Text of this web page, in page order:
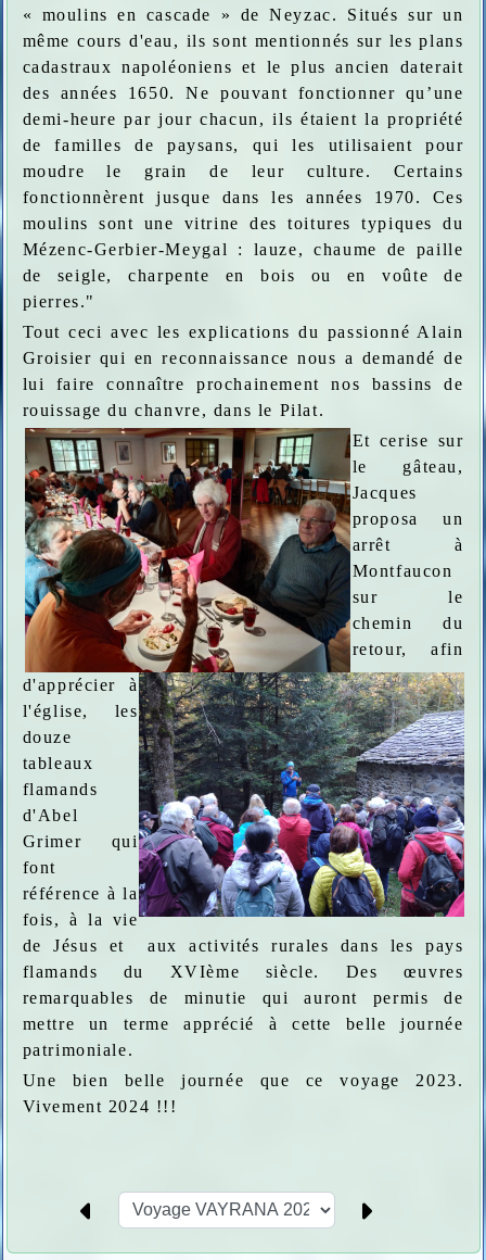
« moulins en cascade » de Neyzac. Situés sur un
même cours d'eau, ils sont mentionnés sur les plans
cadastraux napoléoniens et le plus ancien daterait
des années 1650. Ne pouvant fonctionner qu’une
demi-heure par jour chacun, ils étaient la propriété
de familles de paysans, qui les utilisaient pour
moudre le grain de leur culture. Certains
fonctionnèrent jusque dans les années 1970. Ces
moulins sont une vitrine des toitures typiques du
Mézenc-Gerbier-Meygal : lauze, chaume de paille
de seigle, charpente en bois ou en voûte de
pierres."
Tout ceci avec les explications du passionné Alain
Groisier qui en reconnaissance nous a demandé de
lui faire connaître prochainement nos bassins de
rouissage du chanvre, dans le Pilat.
Et cerise sur
le gâteau,
Jacques
proposa un
arrêt à
Montfaucon
sur le
chemin du
retour, afin
d'apprécier à
l'église, les
douze
tableaux
flamands
d'Abel
Grimer qui
font
référence à la
fois, à la vie
de Jésus et aux activités rurales dans les pays
flamands du XVIème siècle. Des œuvres
remarquables de minutie qui auront permis de
mettre un terme apprécié à cette belle journée
patrimoniale.
Une bien belle journée que ce voyage 2023.
Vivement 2024 !!!